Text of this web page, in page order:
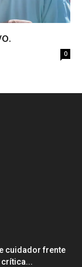
0
cuidador frente
crítica...